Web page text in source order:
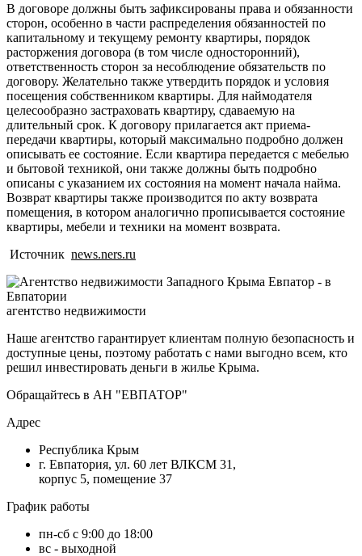
В договоре должны быть зафиксированы права и обязанности
сторон, особенно в части распределения обязанностей по
капитальному и текущему ремонту квартиры, порядок
расторжения договора (в том числе односторонний),
ответственность сторон за несоблюдение обязательств по
договору. Желательно также утвердить порядок и условия
посещения собственником квартиры. Для наймодателя
целесообразно застраховать квартиру, сдаваемую на
длительный срок. К договору прилагается акт приема-
передачи квартиры, который максимально подробно должен
описывать ее состояние. Если квартира передается с мебелью
и бытовой техникой, они также должны быть подробно
описаны с указанием их состояния на момент начала найма.
Возврат квартиры также производится по акту возврата
помещения, в котором аналогично прописывается состояние
квартиры, мебели и техники на момент возврата.
Источник news.ners.ru
агентство недвижимости
Наше агентство гарантирует клиентам полную безопасность и
доступные цены, поэтому работать с нами выгодно всем, кто
решил инвестировать деньги в жилье Крыма.
Обращайтесь в АН "ЕВПАТОР"
Адрес
Республика Крым
г. Евпатория, ул. 60 лет ВЛКСМ 31,
корпус 5, помещение 37
График работы
пн-сб с 9:00 до 18:00
вс - выходной